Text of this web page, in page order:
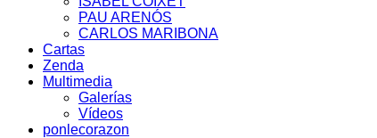
PAU ARENÓS
CARLOS MARIBONA
Cartas
Zenda
Multimedia
Galerías
Vídeos
ponlecorazon